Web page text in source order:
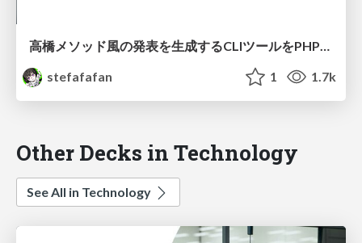
高橋メソッド風の発表を生成するCLIツールをPHPで作った #phpcon_odawara
stefafafan
1 1.7k
Other Decks in Technology
See All in Technology